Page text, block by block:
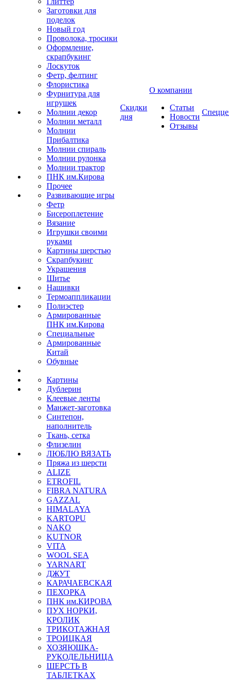
Заготовки для
поделок
Новый год
Проволока, тросики
Оформление,
скрапбукинг
Лоскуток
Фетр, фелтинг
Флористика
Фурнитура для
игрушек
Молнии декор
Молнии металл
Молнии
Прибалтика
Молнии спираль
Молнии рулонка
Молнии трактор
ПНК им.Кирова
Прочее
Развивающие игры
Фетр
Бисероплетение
Вязание
Игрушки своими
руками
Картины шерстью
Скрапбукинг
Украшения
Шитье
Нашивки
Термоаппликации
Полиэстер
Армированные
ПНК им.Кирова
Специальные
Армированные
Китай
Обувные
Картины
Дублерин
Клеевые ленты
Манжет-заготовка
Синтепон,
наполнитель
Ткань, сетка
Флизелин
ЛЮБЛЮ ВЯЗАТЬ
Пряжа из шерсти
ALIZE
ETROFIL
FIBRA NATURA
GAZZAL
HIMALAYA
KARTOPU
NAKO
KUTNOR
VITA
WOOL SEA
YARNART
ДЖУТ
КАРАЧАЕВСКАЯ
ПЕХОРКА
ПНК им.КИРОВА
ПУХ НОРКИ,
КРОЛИК
ТРИКОТАЖНАЯ
ТРОИЦКАЯ
ХОЗЯЮШКА-
РУКОДЕЛЬНИЦА
ШЕРСТЬ В
ТАБЛЕТКАХ
Скидки
дня
О компании
Статьи
Новости
Отзывы